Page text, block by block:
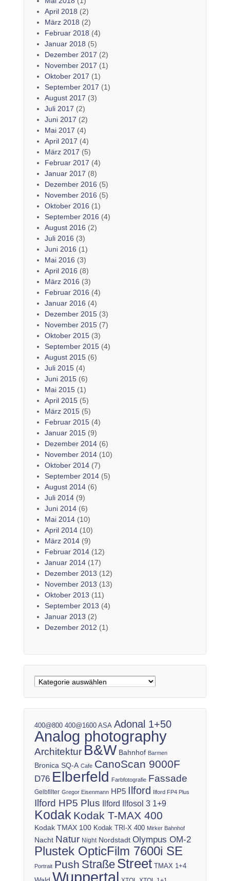
April 2018 (2)
März 2018 (2)
Februar 2018 (4)
Januar 2018 (5)
Dezember 2017 (2)
November 2017 (1)
Oktober 2017 (1)
September 2017 (1)
August 2017 (3)
Juli 2017 (2)
Juni 2017 (2)
Mai 2017 (4)
April 2017 (4)
März 2017 (5)
Februar 2017 (4)
Januar 2017 (8)
Dezember 2016 (5)
November 2016 (5)
Oktober 2016 (1)
September 2016 (4)
August 2016 (2)
Juli 2016 (3)
Juni 2016 (1)
Mai 2016 (3)
April 2016 (8)
März 2016 (3)
Februar 2016 (4)
Januar 2016 (4)
Dezember 2015 (3)
November 2015 (7)
Oktober 2015 (3)
September 2015 (4)
August 2015 (6)
Juli 2015 (4)
Juni 2015 (6)
Mai 2015 (1)
April 2015 (5)
März 2015 (5)
Februar 2015 (4)
Januar 2015 (9)
Dezember 2014 (6)
November 2014 (10)
Oktober 2014 (7)
September 2014 (5)
August 2014 (6)
Juli 2014 (9)
Juni 2014 (6)
Mai 2014 (10)
April 2014 (10)
März 2014 (9)
Februar 2014 (12)
Januar 2014 (17)
Dezember 2013 (12)
November 2013 (13)
Oktober 2013 (11)
September 2013 (4)
Januar 2013 (2)
Dezember 2012 (1)
400@800 400@1600 ASA Adonal 1+50
Analog photography
Architektur B&W Bahnhof Barmen
Bronica SQ-A Cafe CanoScan 9000F
D76 Elberfeld Farbfotografie Fassade
Gelbfilter Gregor Eisenmann HP5 Ilford Ilford FP4 Plus
Ilford HP5 Plus Ilford Ilfosol 3 1+9
Kodak Kodak T-MAX 400
Kodak TMAX 100 Kodak TRI-X 400 Mirker Bahnhof
Nacht Natur Night Nordstadt Olympus OM-2
Plustek OpticFilm 7600i SE
Portrait Push Straße Street TMAX 1+4
Wuppertal